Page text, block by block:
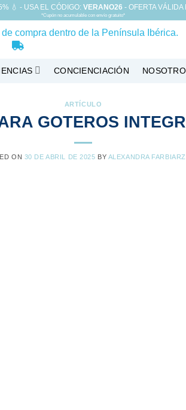
💧 - USA EL CÓDIGO: VERANO26 - OFERTA
*Cupón no acumulable con envío gratuito*
de compra dentro de la Península Ibérica.
CONCIENCIACIÓN
ARTÍCULO
GOTEROS
ON 30 DE ABRIL DE 2025 BY ALEXANDRA FARBIARZ